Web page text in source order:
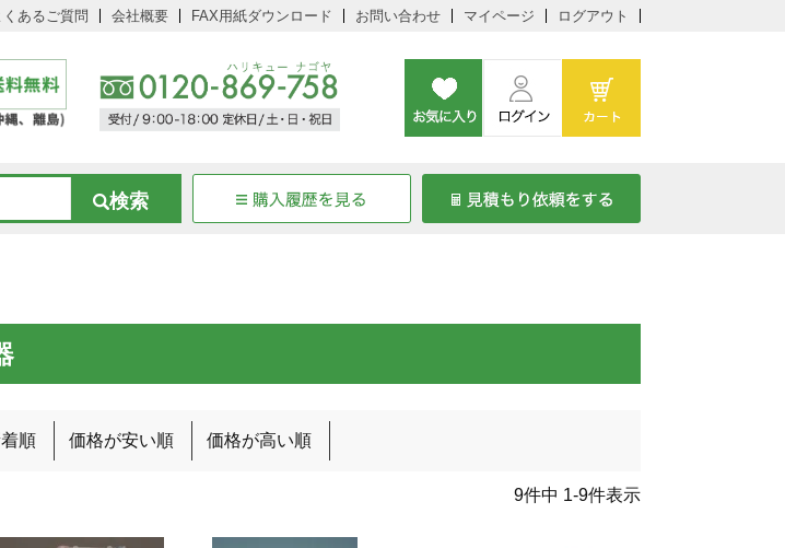
くあるご質問 会社概要 FAX用紙ダウンロード お問い合わせ マイページ ログアウト
順 価格が安い順 価格が高い順
9件中 1-9件表示